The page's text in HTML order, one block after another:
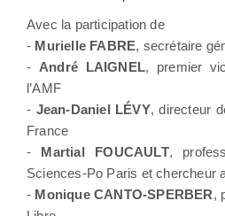
Avec la participation de
- Murielle FABRE, secrétaire
- André LAIGNEL, premier
l’AMF
- Jean-Daniel LÉVY, directeur
France
- Martial FOUCAULT,
Sciences-Po Paris et chercheur
- Monique CANTO-SPERBER,